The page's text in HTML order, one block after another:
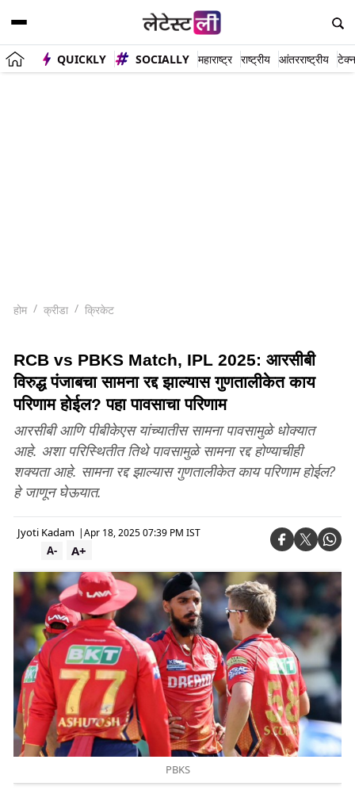
QUICKLY SOCIALLY महाराष्ट्र राष्ट्रीय आंतरराष्ट्रीय
होम क्रीडा क्रिकेट
RCB vs PBKS Match, IPL 2025: आरसीबी
विरुद्ध पंजाबचा सामना रद्द झाल्यास गुणतालीकेत काय
परिणाम होईल? पहा पावसाचा परिणाम
आरसीबी आणि पीबीकेएस यांच्यातीस सामना पावसामुळे धोक्यात
आहे. अशा परिस्थितीत तिथे पावसामुळे सामना रद्द होण्याचीही
शक्यता आहे. सामना रद्द झाल्यास गुणतालीकेत काय परिणाम होईल?
हे जाणून घेऊयात.
Jyoti Kadam |Apr 18, 2025 07:39 PM IST
A+
A-
PBKS